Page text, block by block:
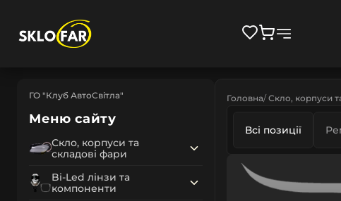
ГО "Клуб АвтоСвітла"
Меню сайту
Скло, корпуси та
складові фари
Bi-Led лінзи та
компоненти
Головна Скло, корпуси
Всі позиції